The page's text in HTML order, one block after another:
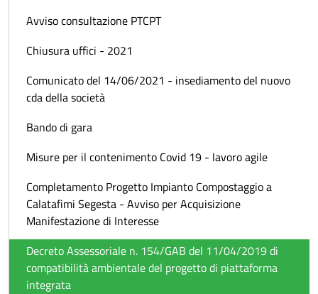
Avviso consultazione PTCPT
Chiusura uffici - 2021
Comunicato del 14/06/2021 - insediamento del nuovo
cda della società
Bando di gara
Misure per il contenimento Covid 19 - lavoro agile
Completamento Progetto Impianto Compostaggio a
Calatafimi Segesta - Avviso per Acquisizione
Manifestazione di Interesse
Decreto Assessoriale n. 154/GAB del 11/04/2019 di
compatibilità ambientale del progetto di piattaforma
integrata